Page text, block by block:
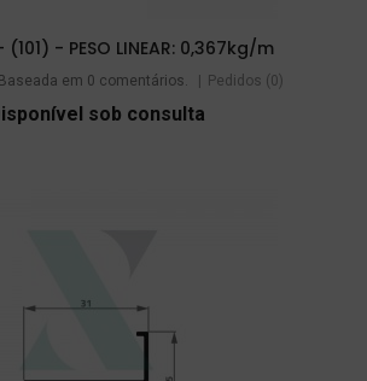
- PESO LINEAR: 0,367kg/m
Baseada em 0 comentários. Pedidos (0)
sob consulta